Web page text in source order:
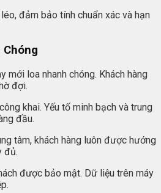
đảm bảo tính chuẩn xác và hạn
mới loa nhanh chóng. Khách hàng
đợi.
khai. Yếu tố minh bạch và trung
đầu.
tâm, khách hàng luôn được hướng
đủ.
được bảo mật. Dữ liệu trên máy